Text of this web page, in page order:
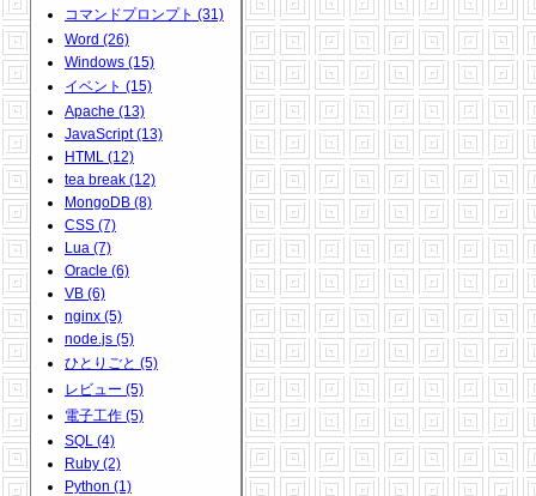
コマンドプロンプト (31)
Word (26)
Windows (15)
イベント (15)
Apache (13)
JavaScript (13)
HTML (12)
tea break (12)
MongoDB (8)
CSS (7)
Lua (7)
Oracle (6)
VB (6)
nginx (5)
node.js (5)
ひとりごと (5)
レビュー (5)
電子工作 (5)
SQL (4)
Ruby (2)
Python (1)